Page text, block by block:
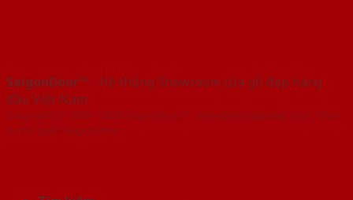
SaigonDoor™ - Hệ thống Showroom cửa gỗ đẹp hàng
đầu Việt Nam
Copyright ⓒ 2016 – 2026 SaigonDoor™ - www.bancuagodep.com | Đơn
vị chủ quản SaigonDoor